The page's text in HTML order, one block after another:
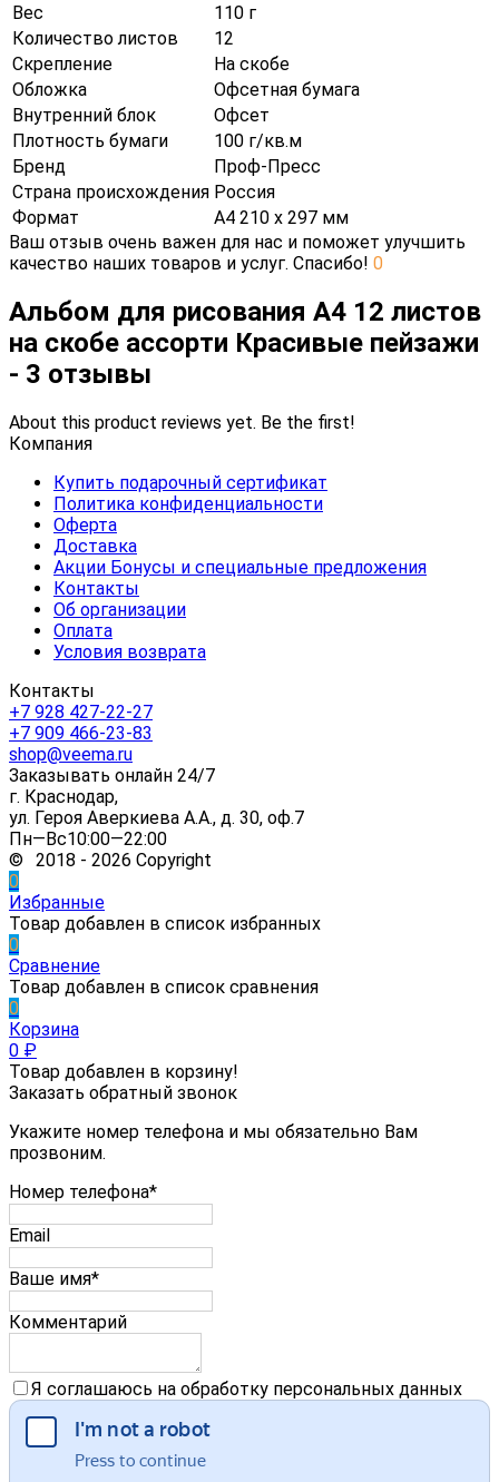
Вес
110 г
Количество листов
12
Скрепление
На скобе
Обложка
Офсетная бумага
Внутренний блок
Офсет
Плотность бумаги
100 г/кв.м
Бренд
Проф-Пресс
Страна происхождения Россия
Формат
А4 210 х 297 мм
Ваш отзыв очень важен для нас и поможет улучшить
качество наших товаров и услуг. Спасибо! 0
Альбом для рисования А4 12 листов
на скобе ассорти Красивые пейзажи
- 3 отзывы
About this product reviews yet. Be the first!
Компания
Купить подарочный сертификат
Политика конфиденциальности
Оферта
Доставка
Акции Бонусы и специальные предложения
Контакты
Об организации
Оплата
Условия возврата
Контакты
+7 928 427-22-27
+7 909 466-23-83
shop@veema.ru
Заказывать онлайн 24/7
г. Краснодар,
ул. Героя Аверкиева А.А., д. 30, оф.7
Пн—Вс10:00—22:00
© 2018 - 2026 Copyright
0
Избранные
Товар добавлен в список избранных
0
Сравнение
Товар добавлен в список сравнения
0
Корзина
0 ₽
Товар добавлен в корзину!
Заказать обратный звонок
Укажите номер телефона и мы обязательно Вам
прозвоним.
Номер телефона*
Email
Ваше имя*
Комментарий
Я соглашаюсь на обработку персональных данных